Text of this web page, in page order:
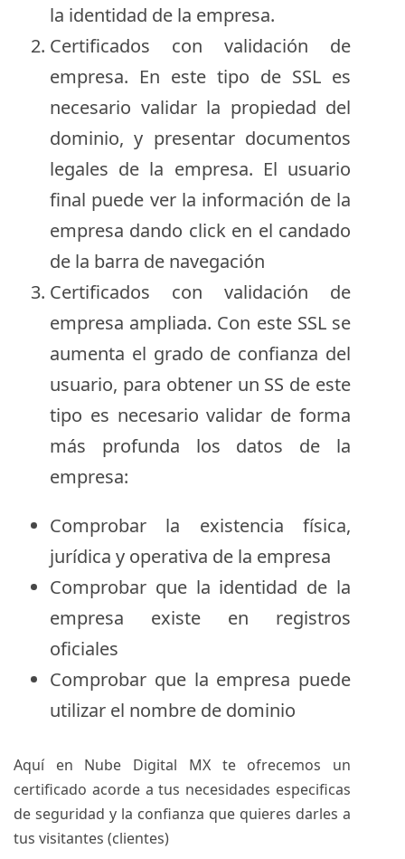
la identidad de la empresa.
Certificados con validación de
empresa. En este tipo de SSL es
necesario validar la propiedad del
dominio, y presentar documentos
legales de la empresa. El usuario
final puede ver la información de la
empresa dando click en el candado
de la barra de navegación
Certificados con validación de
empresa ampliada. Con este SSL se
aumenta el grado de confianza del
usuario, para obtener un SS de este
tipo es necesario validar de forma
más profunda los datos de la
empresa:
Comprobar la existencia física,
jurídica y operativa de la empresa
Comprobar que la identidad de la
empresa existe en registros
oficiales
Comprobar que la empresa puede
utilizar el nombre de dominio
Aquí en Nube Digital MX te ofrecemos un
certificado acorde a tus necesidades especificas
de seguridad y la confianza que quieres darles a
tus visitantes (clientes)